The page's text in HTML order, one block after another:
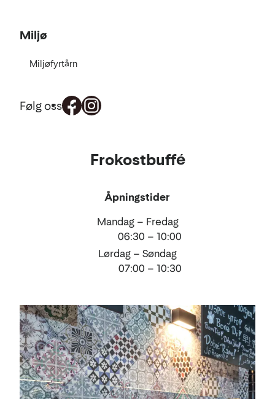
Miljø
Miljøfyrtårn
Følg oss
Frokostbuffé
Åpningstider
Mandag – Fredag
06:30 – 10:00
Lørdag – Søndag
07:00 – 10:30